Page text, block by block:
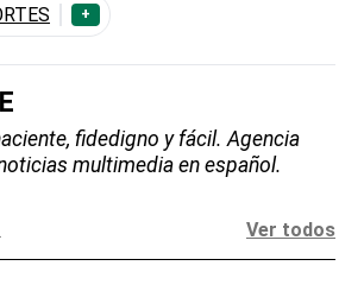
+
fidedigno y fácil. Agencia
multimedia en español.
Ver todos